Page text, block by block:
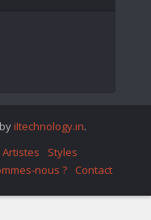
iItechnology.in.
Artistes
Styles
nous ? Contact